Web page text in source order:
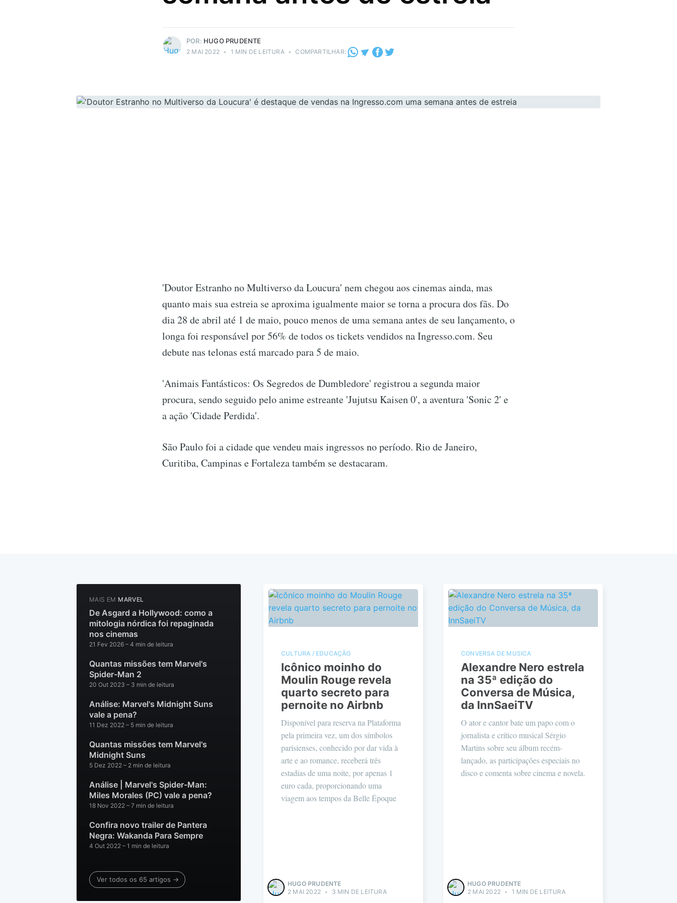
paradas muito doidas!
POR: HUGO PRUDENTE
2 MAI 2022 • 1 MIN DE LEITURA • COMPARTILHAR:
'Doutor Estranho no Multiverso da Loucura' nem chegou aos cinemas ainda, mas
quanto mais sua estreia se aproxima igualmente maior se torna a procura dos fãs. Do
dia 28 de abril até 1 de maio, pouco menos de uma semana antes de seu lançamento, o
longa foi responsável por 56% de todos os tickets vendidos na Ingresso.com. Seu
debute nas telonas está marcado para 5 de maio.
'Animais Fantásticos: Os Segredos de Dumbledore' registrou a segunda maior
procura, sendo seguido pelo anime estreante 'Jujutsu Kaisen 0', a aventura 'Sonic 2' e
a ação 'Cidade Perdida'.
São Paulo foi a cidade que vendeu mais ingressos no período. Rio de Janeiro,
Curitiba, Campinas e Fortaleza também se destacaram.
MAIS EM MARVEL
De Asgard a Hollywood: como a
mitologia nórdica foi repaginada
nos cinemas
21 Fev 2026 – 4 min de leitura
Quantas missões tem Marvel's
Spider-Man 2
20 Out 2023 – 3 min de leitura
Análise: Marvel's Midnight Suns
vale a pena?
11 Dez 2022 – 5 min de leitura
Quantas missões tem Marvel's
Midnight Suns
5 Dez 2022 – 2 min de leitura
Análise | Marvel's Spider-Man:
Miles Morales (PC) vale a pena?
18 Nov 2022 – 7 min de leitura
Confira novo trailer de Pantera
Negra: Wakanda Para Sempre
4 Out 2022 – 1 min de leitura
Ver todos os 65 artigos →
CULTURA / EDUCAÇÃO
Icônico moinho do
Moulin Rouge revela
quarto secreto para
pernoite no Airbnb
Disponível para reserva na Plataforma
pela primeira vez, um dos símbolos
parisienses, conhecido por dar vida à
arte e ao romance, receberá três
estadias de uma noite, por apenas 1
euro cada, proporcionando uma
viagem aos tempos da Belle Époque
HUGO PRUDENTE
2 MAI 2022 • 3 MIN DE LEITURA
CONVERSA DE MUSICA
Alexandre Nero estrela
na 35ª edição do
Conversa de Música,
da InnSaeiTV
O ator e cantor bate um papo com o
jornalista e crítico musical Sérgio
Martins sobre seu álbum recém-
lançado, as participações especiais no
disco e comenta sobre cinema e novela.
HUGO PRUDENTE
2 MAI 2022 • 1 MIN DE LEITURA